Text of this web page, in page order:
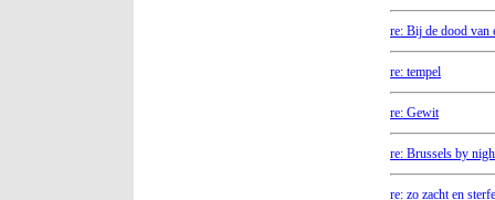
re: Bij de dood van
re: tempel
re: Gewit
re: Brussels by
re: zo zacht en